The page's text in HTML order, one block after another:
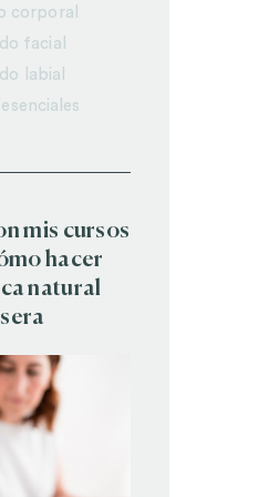
corporal
facial
labial
mis cursos
hacer
natural